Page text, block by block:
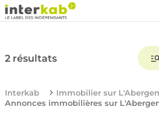
2 résultats
Interkab
Immobilier sur
Annonces immobilières sur